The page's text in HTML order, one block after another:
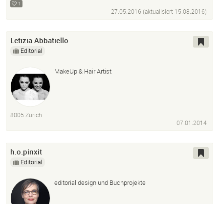
1
27.05.2016 (aktualisiert 15.08.2016)
Letizia Abbatiello
Editorial
MakeUp & Hair Artist
8005 Zürich
07.01.2014
h.o.pinxit
Editorial
editorial design und Buchprojekte